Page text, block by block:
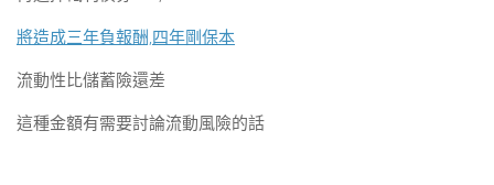
將造成三年負報酬,四年剛保本
流動性比儲蓄險還差
這種金額有需要討論流動風險的話